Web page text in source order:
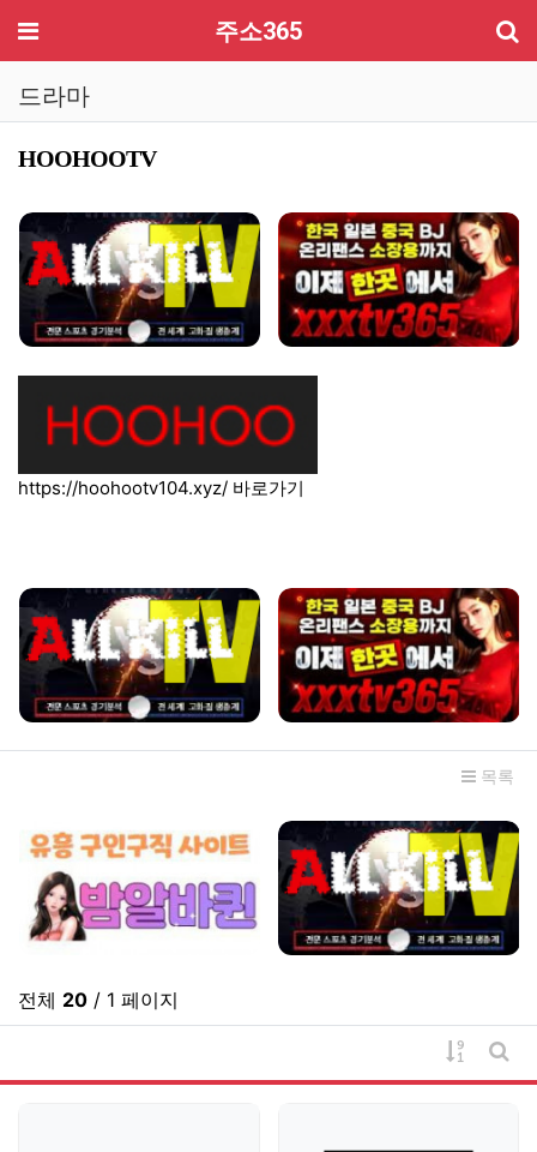
메뉴 주소365
드라마
HOOHOOTV
컨텐츠 정보
https://hoohootv104.xyz/ 바로가기
관련자료
목록
전체 20 / 1 페이지
게시물